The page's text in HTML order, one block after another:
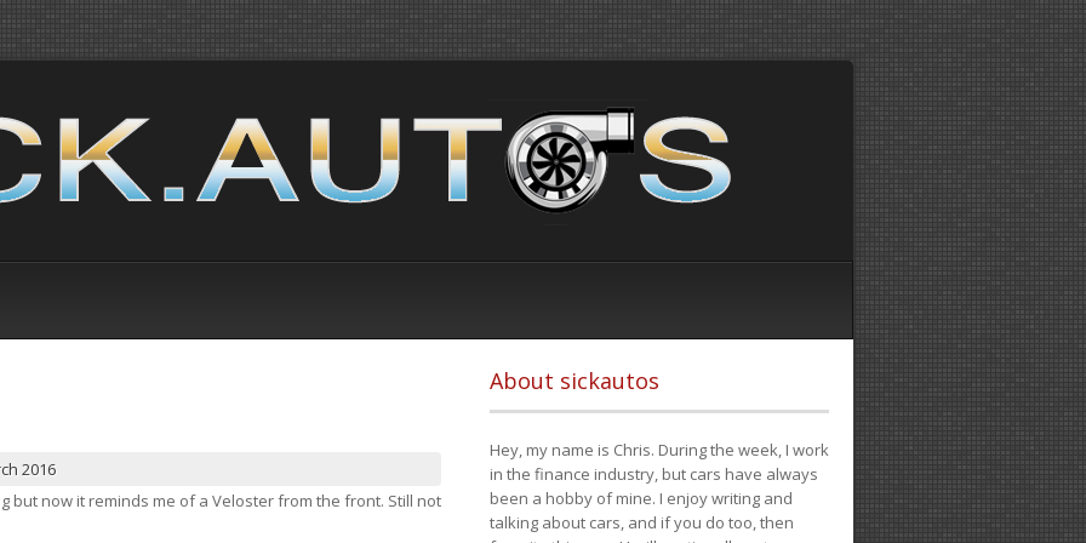
2016
but now it reminds me of a Veloster from the front. Still not
About sickautos
Hey, my name is Chris. During the week, I work
in the finance industry, but cars have always
been a hobby of mine. I enjoy writing and
talking about cars, and if you do too, then